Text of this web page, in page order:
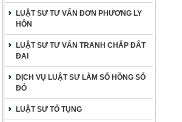
LUẬT SƯ TƯ VẤN ĐƠN PHƯƠNG LY
HÔN
LUẬT SƯ TƯ VẤN TRANH CHẤP ĐẤT
ĐAI
DỊCH VỤ LUẬT SƯ LÀM SỔ HỒNG SỔ
ĐỎ
LUẬT SƯ TỐ TỤNG